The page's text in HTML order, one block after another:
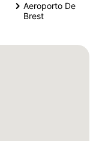
Aeroporto De
Brest